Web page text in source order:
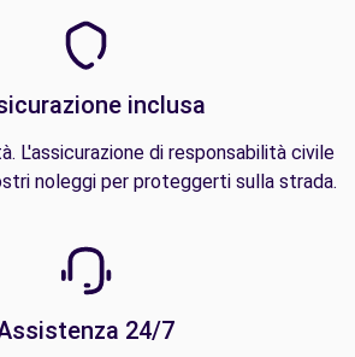
inclusa
L'assicurazione di responsabilità civile
noleggi per proteggerti sulla strada.
24/7